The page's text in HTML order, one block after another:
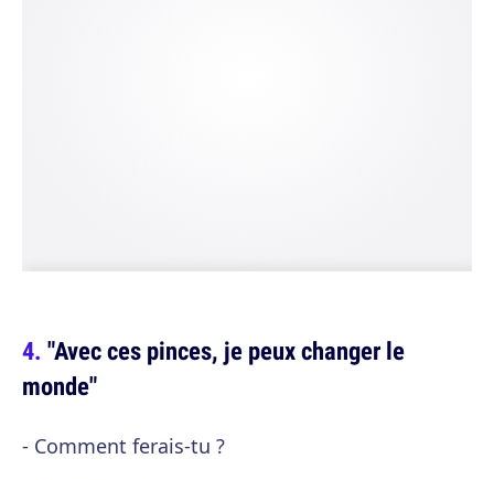
"Avec ces pinces, je peux changer le
monde"
- Comment ferais-tu ?